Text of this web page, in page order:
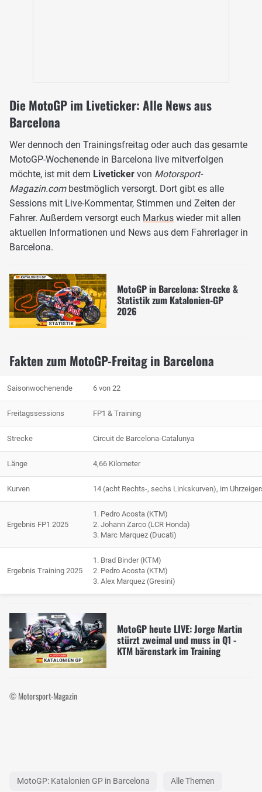
Die MotoGP im Liveticker: Alle News aus
Barcelona
Wer dennoch den Trainingsfreitag oder auch das gesamte
MotoGP-Wochenende in Barcelona live mitverfolgen
möchte, ist mit dem Liveticker von Motorsport-
Magazin.com bestmöglich versorgt. Dort gibt es alle
Sessions mit Live-Kommentar, Stimmen und Zeiten der
Fahrer. Außerdem versorgt euch Markus wieder mit allen
aktuellen Informationen und News aus dem Fahrerlager in
Barcelona.
MotoGP in Barcelona: Strecke &
Statistik zum Katalonien-GP
2026
Fakten zum MotoGP-Freitag in Barcelona
Saisonwochenende 6 von 22
Freitagssessions FP1 & Training
Strecke Circuit de Barcelona-Catalunya
Länge 4,66 Kilometer
Kurven 14 (acht Rechts-, sechs Linkskurven), im
Ergebnis FP1 2025
1. Pedro Acosta (KTM)
2. Johann Zarco (LCR Honda)
3. Marc Marquez (Ducati)
Ergebnis Training 2025
1. Brad Binder (KTM)
2. Pedro Acosta (KTM)
3. Alex Marquez (Gresini)
MotoGP heute LIVE: Jorge Martin
stürzt zweimal und muss in Q1 -
KTM bärenstark im Training
© Motorsport-Magazin
MotoGP: Katalonien GP in Barcelona Alle Themen